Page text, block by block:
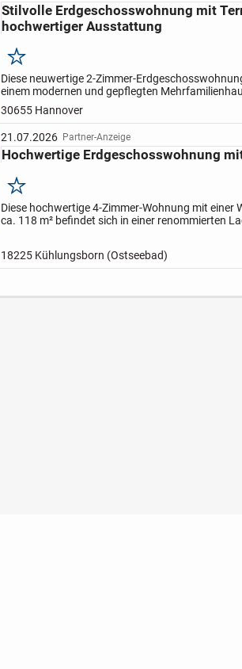
Stilvolle Erdgeschosswohnung mit
hochwertiger Ausstattung
Merken
Diese neuwertige 2-Zimmer-
einem modernen und gepflegten
Baujahr 2015 in attraktiver Wohnlage von
Buchholz. Die Wohnung...
30655 Hannover
21.07.2026 Partner-Anzeige
Hochwertige Erdgeschosswohnung
Merken
Diese hochwertige 4-Zimmer-Wohnung mit einer
ca. 118 m² befindet sich in einer renommierten
18225 Kühlungsborn (Ostseebad)